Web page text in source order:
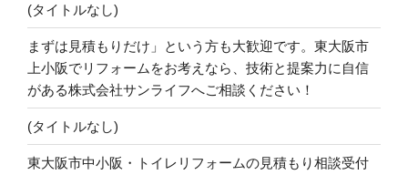
(タイトルなし)
まずは見積もりだけ」という方も大歓迎です。東大阪市
上小阪でリフォームをお考えなら、技術と提案力に自信
がある株式会社サンライフへご相談ください！
(タイトルなし)
東大阪市中小阪・トイレリフォームの見積もり相談受付